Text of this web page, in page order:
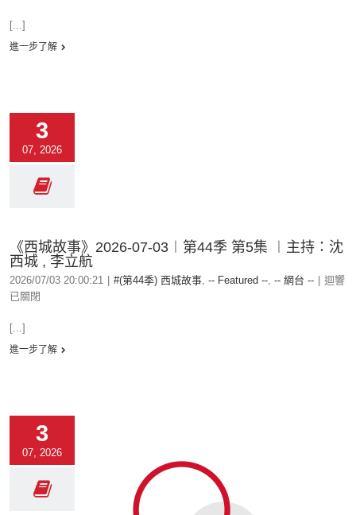
[...]
進一步了解
3
07, 2026
《西城故事》2026-07-03︱第44季 第5集 ︱主持：沈
西城 , 李立航
2026/07/03 20:00:21 #(第44季) 西城故事, -- Featured --, -- 網台 --
迴響
已關閉
[...]
進一步了解
3
07, 2026